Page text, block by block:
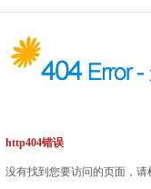
http404错误
没有找到您要访问的页面，